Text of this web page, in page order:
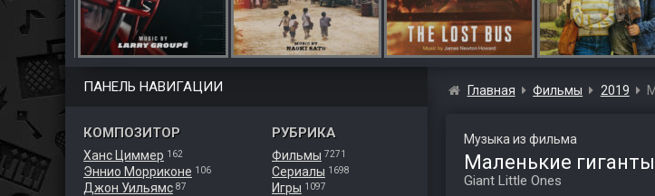
ПАНЕЛЬ НАВИГАЦИИ
КОМПОЗИТОР
Ханс Циммер 162
Эннио Морриконе 106
Джон Уильямс 87
РУБРИКА
Фильмы 7271
Сериалы 1698
Игры 1097
Главная Фильмы 2019
Музыка из фильма
Маленькие гиганты
Giant Little Ones